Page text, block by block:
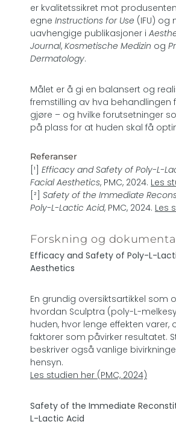
er kvalitetssikret mot
egne Instructions for Use (IFU) og
uavhengige publikasjoner i
Journal, Kosmetische Medizin og
Dermatology.
Målet er å gi en balansert og
fremstilling av hva behandlingen
gjøre – og hvilke forutsetninger
på plass for at huden skal få
Referanser
[¹] Efficacy and Safety of Poly-L-
Facial Aesthetics, PMC, 2024. Les
[²] Safety of the Immediate
Poly-L-Lactic Acid, PMC, 2024. Les
Forskning og
Efficacy and Safety of Poly-L-
Aesthetics
En grundig oversiktsartikkel som
hvordan Sculptra (poly-L-
huden, hvor lenge effekten varer,
faktorer som påvirker resultatet.
beskriver også vanlige
hensyn.
Les studien her (PMC, 2024)
Safety of the Immediate
L-Lactic Acid